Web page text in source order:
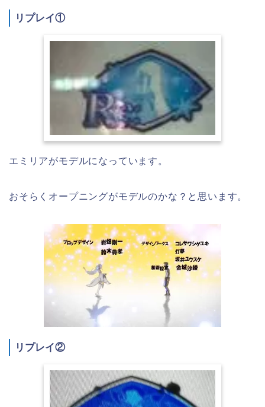
リプレイ①
エミリアがモデルになっています。
おそらくオープニングがモデルのかな？と思います。
リプレイ②